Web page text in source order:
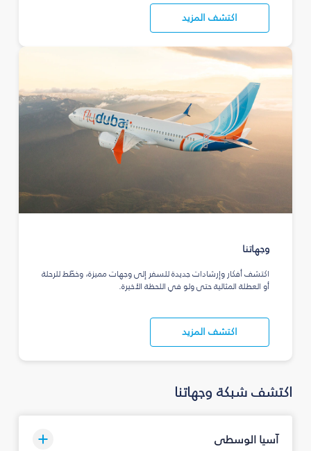
اكتشف المزيد
وجهاتنا
اكتشف أفكار وإرشادات جديدة للسفر إلى وجهات مميزة، وخطّط للرحلة
أو العطلة المثالية حتى ولو في اللحظة الأخيرة.
اكتشف المزيد
اكتشف شبكة وجهاتنا
آسيا الوسطى